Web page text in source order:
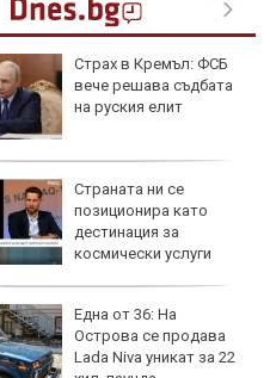
Страх в Кремъл: ФСБ
вече решава съдбата
на руския елит
Страната ни се
позиционира като
дестинация за
космически услуги
Една от 36: На
Острова се продава
Lada Niva уникат за 22